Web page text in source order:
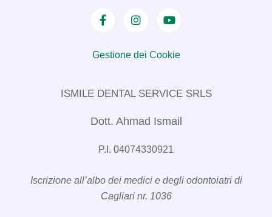
Gestione dei Cookie
ISMILE DENTAL SERVICE SRLS​
Dott. Ahmad Ismail
P.I. 04074330921
Iscrizione all’albo dei medici e degli odontoiatri di
Cagliari nr. 1036​